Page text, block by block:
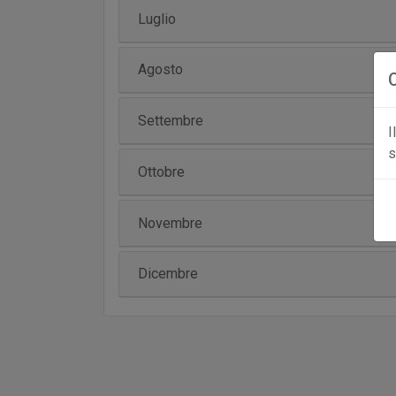
Luglio
Agosto
Settembre
Ottobre
Novembre
Dicembre